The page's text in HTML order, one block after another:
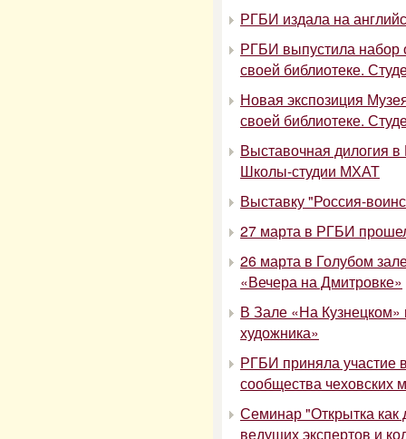
РГБИ издала на
РГБИ выпустила набор
своей библиотеке.
Новая экспозиция
своей библиотеке.
Выставочная дилогия
Школы-студии МХАТ
Выставку "Россия-
27 марта в РГБИ
26 марта в Голубом
«Вечера на Дмитровке»
В Зале «На Кузнецком»
художника»
РГБИ приняла участие
сообщества чеховских
Семинар "Открытка
ведущих экспертов и